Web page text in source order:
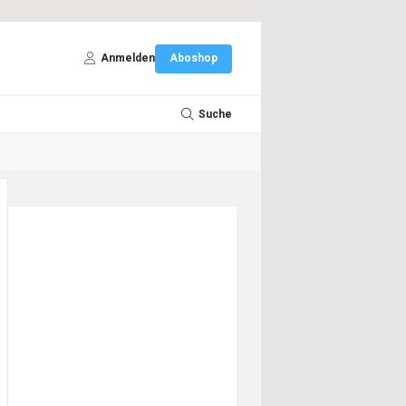
Anmelden Aboshop
Suche